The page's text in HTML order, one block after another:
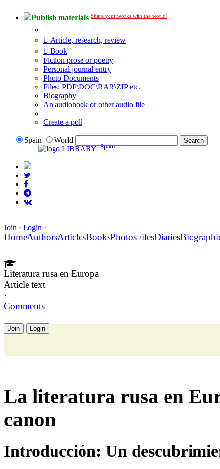
Publish materials Share your works with the world!
Article, research, review
Book
Fiction prose or poetry
Personal journal entry
Photo Documents
Files: PDF\DOC\RAR\ZIP etc.
Biography
An audiobook or other audio file
Create a poll
Spain
World
LIBRARY Spain
Join · Login ·
HomeAuthorsArticlesBooksPhotosFilesDiaries
Literatura rusa en Europa
Article text
·
Comments
Join Login
La literatura rusa en
canon
Introducción: Un